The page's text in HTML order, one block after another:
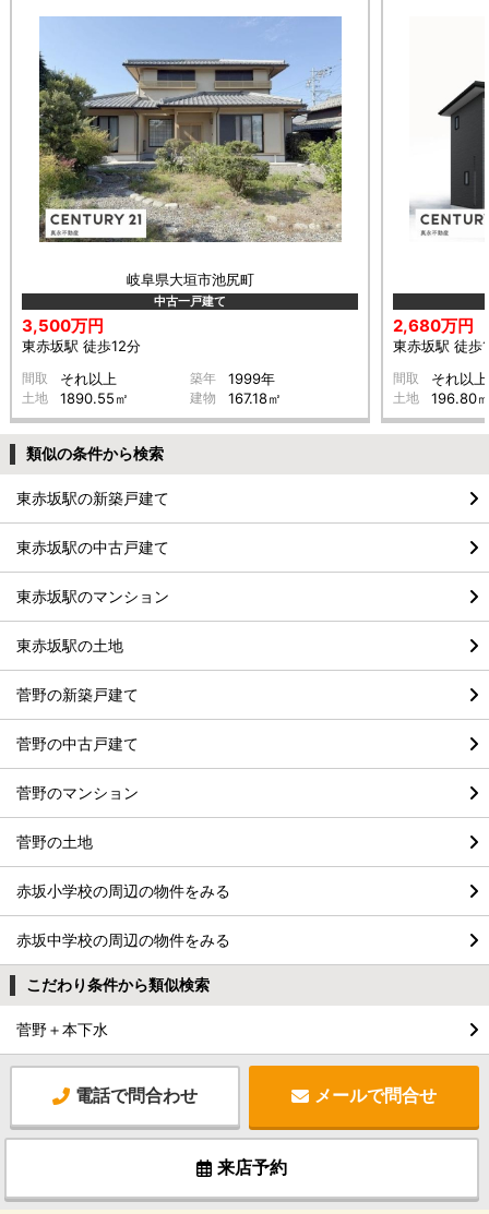
岐阜県大垣市池尻町
中古一戸建て
3,500万円
東赤坂駅 徒歩12分
間取 それ以上 築年 1999年
土地 1890.55㎡ 建物 167.18㎡
2,680万円
東赤坂駅 徒歩
間取 それ以上
土地 196.80
類似の条件から検索
東赤坂駅の新築戸建て
東赤坂駅の中古戸建て
東赤坂駅のマンション
東赤坂駅の土地
菅野の新築戸建て
菅野の中古戸建て
菅野のマンション
菅野の土地
赤坂小学校の周辺の物件をみる
赤坂中学校の周辺の物件をみる
こだわり条件から類似検索
菅野＋本下水
電話で問合わせ メールで問合せ
来店予約